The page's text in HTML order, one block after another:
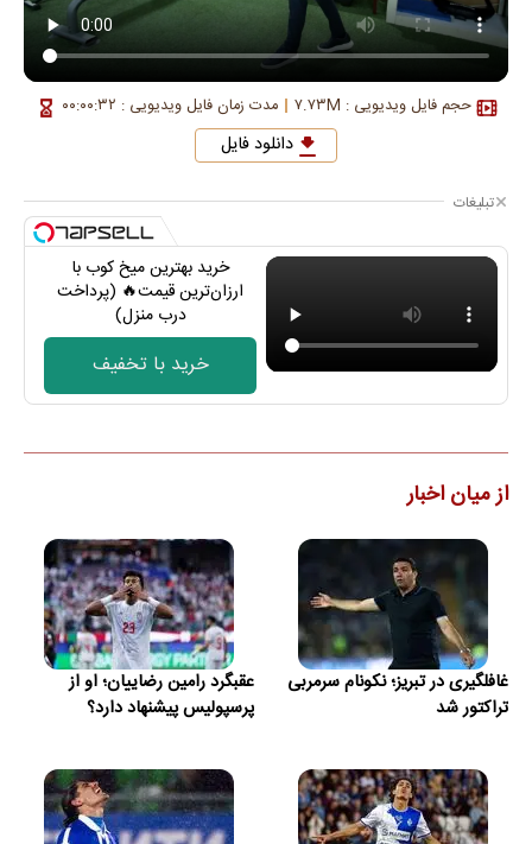
حجم فایل ویدیویی : ۷.۷۳M مدت زمان فایل ویدیویی : ۰۰:۰۰:۳۲
دانلود فایل
تبلیغات
خرید بهترین میخ کوب با
ارزان‌ترین قیمت🔥 (پرداخت
درب منزل)
خرید با تخفیف
از میان اخبار
غافلگیری در تبریز؛ نکونام سرمربی
تراکتور شد
عقبگرد رامین رضاییان؛ او از
پرسپولیس پیشنهاد دارد؟